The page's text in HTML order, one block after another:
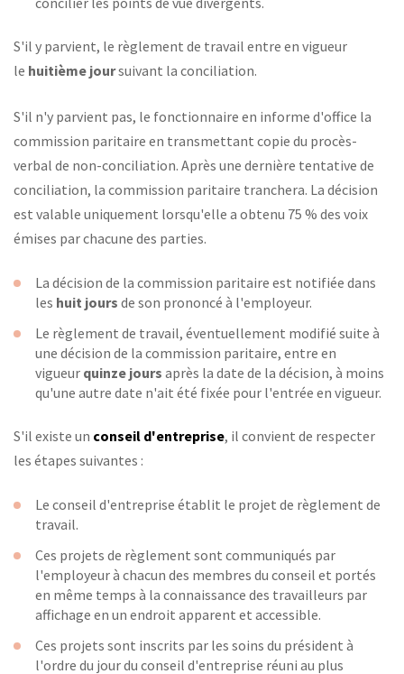
S'il y parvient, le règlement de travail entre en vigueur
le huitième joursuivant la conciliation.
S'il n'y parvient pas, le fonctionnaire en informe d'office la
commission paritaire en transmettant copie du procès-
verbal de non-conciliation. Après une dernière tentative de
conciliation, la commission paritaire tranchera. La décision
est valable uniquement lorsqu'elle a obtenu 75 % des voix
émises par chacune des parties.
La décision de la commission paritaire est notifiée dans
les huit jours de son prononcé à l'employeur.
Le règlement de travail, éventuellement modifié suite à
une décision de la commission paritaire, entre en
vigueur quinze jours après la date de la décision, à moins
qu'une autre date n'ait été fixée pour l'entrée en vigueur.
S'il existe un conseil d'entreprise, il convient de respecter
les étapes suivantes :
Le conseil d'entreprise établit le projet de règlement de
travail.
Ces projets de règlement sont communiqués par
l'employeur à chacun des membres du conseil et portés
en même temps à la connaissance des travailleurs par
affichage en un endroit apparent et accessible.
Ces projets sont inscrits par les soins du président à
l'ordre du jour du conseil d'entreprise réuni au plus